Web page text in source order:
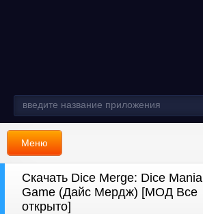
Меню
Скачать Dice Merge: Dice Mania
Game (Дайс Мердж) [МОД Все
открыто]